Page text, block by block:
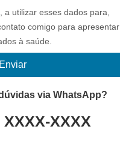
a utilizar esses dados para,
comigo para apresentar
à saúde.
Enviar
via WhatsApp?
XXXX-XXXX